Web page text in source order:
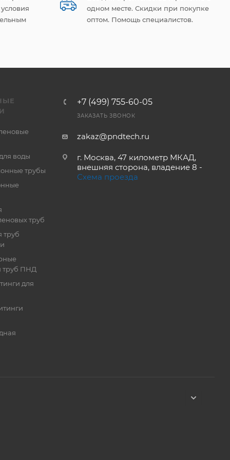
одном месте. Скидки при покупке
оптом. Помощь специалистов.
воды
трубы
труб
труб
труб ПНД
для
+7 (499) 755-60-05
ЗАКАЗАТЬ ЗВОНОК
zakaz@pndtech.ru
г. Москва, 47 километр МКАД,
внешняя сторона, владение 8 -
Схема проезда